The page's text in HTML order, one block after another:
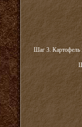
Шаг 3. Картофель